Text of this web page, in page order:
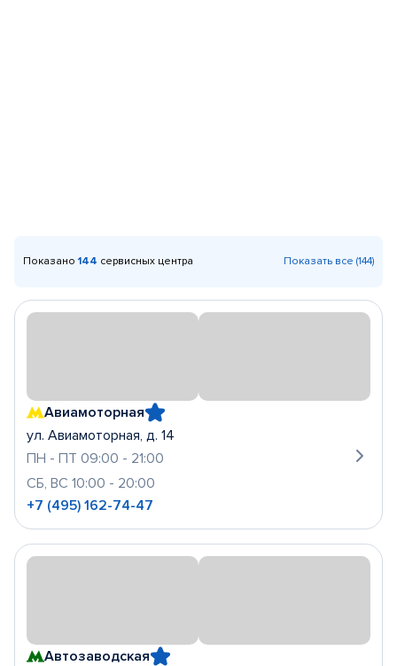
Показано 144 сервисных центра Показать все (144)
Авиамоторная
ул. Авиамоторная, д. 14
ПН - ПТ 09:00 - 21:00
СБ, ВС 10:00 - 20:00
+7 (495) 162-74-47
Автозаводская